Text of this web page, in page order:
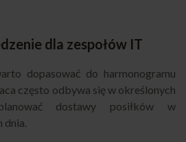
dla zespołów IT
dopasować do harmonogramu
często odbywa się w określonych
dostawy posiłków w
dnia.